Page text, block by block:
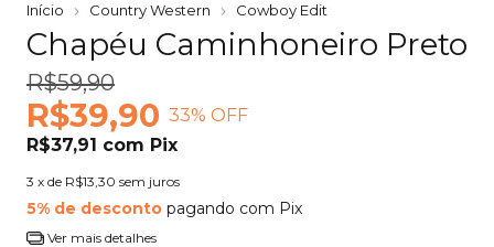
Início Country Western Cowboy Edit
Chapéu Caminhoneiro Preto
R$59,90
R$39,90 33% OFF
R$37,91 com Pix
3 x de R$13,30 sem juros
5% de desconto pagando com Pix
Ver mais detalhes